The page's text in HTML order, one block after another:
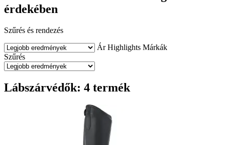
érdekében
Szűrés és rendezés
Ár Highlights Márkák
Szűrés
Lábszárvédők: 4 termék